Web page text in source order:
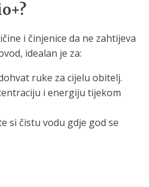
i činjenice da ne zahtijeva
idealan je za:
ruke za cijelu obitelj.
i energiju tijekom
si čistu vodu gdje god se